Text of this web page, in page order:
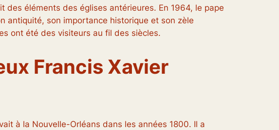
éléments des églises antérieures. En 1964, le pape
antiquité, son importance historique et son zèle
ont été des visiteurs au fil des siècles.
Francis Xavier
à la Nouvelle-Orléans dans les années 1800. Il a